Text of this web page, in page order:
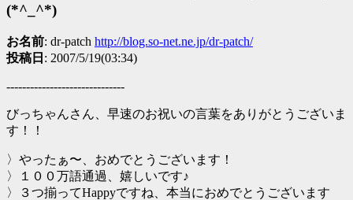
(*^_^*)
お名前: dr-patch http://blog.so-net.ne.jp/dr-patch/
投稿日 : 2007/5/19(03:34)
------------------------------
びっちゃんさん、早速のお祝いの言葉をありがとうございま
す！！
〉やったぁ〜、おめでとうございます！
〉１００万語通過、嬉しいです♪
〉３つ揃ってHappyですね、本当におめでとうございます